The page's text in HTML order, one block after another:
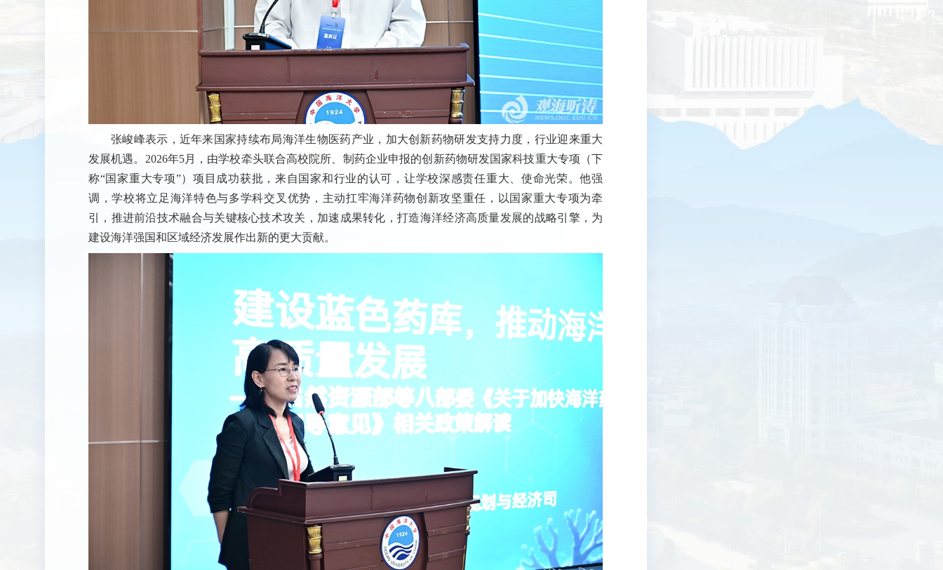
张峻峰表示，近年来国家持续布局海洋生物医药产业，加大创新药物研发支持力度，行业迎来重大
发展机遇。2026年5月，由学校牵头联合高校院所、制药企业申报的创新药物研发国家科技重大专项（下
称“国家重大专项”）项目成功获批，来自国家和行业的认可，让学校深感责任重大、使命光荣。他强
调，学校将立足海洋特色与多学科交叉优势，主动扛牢海洋药物创新攻坚重任，以国家重大专项为牵
引，推进前沿技术融合与关键核心技术攻关，加速成果转化，打造海洋经济高质量发展的战略引擎，为
建设海洋强国和区域经济发展作出新的更大贡献。